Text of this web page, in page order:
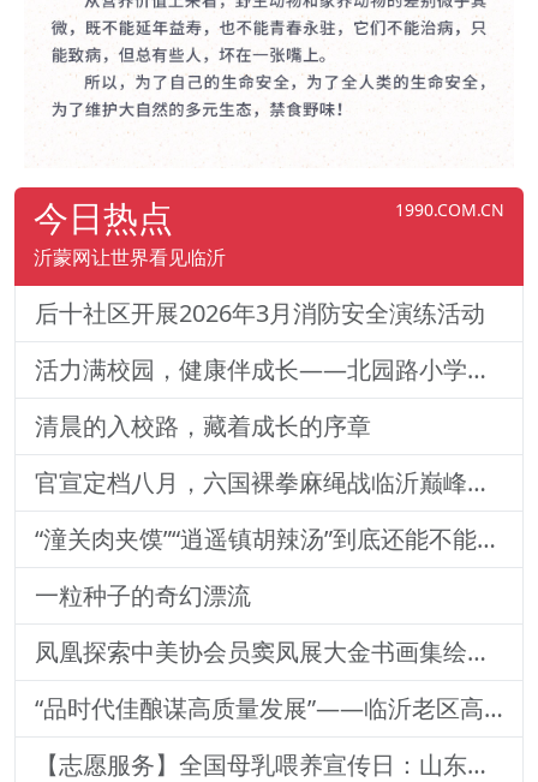
今日热点 1990.COM.CN
沂蒙网让世界看见临沂
后十社区开展2026年3月消防安全演练活动
活力满校园，健康伴成长——北园路小学一二年级体质训练纪实
清晨的入校路，藏着成长的序章
官宣定档八月，六国裸拳麻绳战临沂巅峰对决！2026铁拳武风·红韵临沂国际巅峰搏击赛新闻发布会举行
“潼关肉夹馍”“逍遥镇胡辣汤”到底还能不能用？官方回
一粒种子的奇幻漂流
凤凰探索中美协会员窦凤展大金书画集绘就艺术传奇
“品时代佳酿谋高质量发展”——临沂老区高质量发展论坛暨贵州茅台酒（精品）主题活动圆满落幕
【志愿服务】全国母乳喂养宣传日：山东医专附属医院志愿者深入社区宣传母乳喂养健康知识